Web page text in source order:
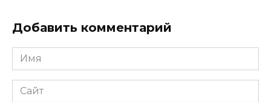
Добавить комментарий
Имя
*
Сайт